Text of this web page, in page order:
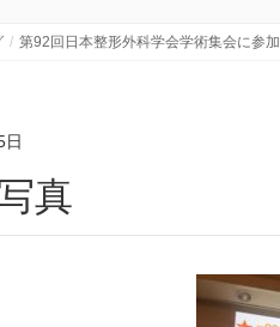
第92回日本整形外科学会学術集会に参加
日
真